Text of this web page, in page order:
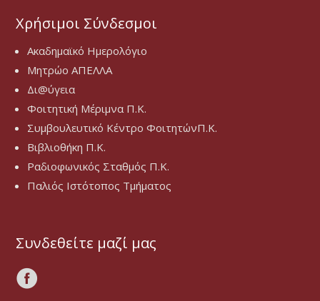
Χρήσιμοι Σύνδεσμοι
Ακαδημαϊκό Ημερολόγιο
Μητρώο ΑΠΕΛΛΑ
Δι@ύγεια
Φοιτητική Μέριμνα Π.Κ.
Συμβουλευτικό Κέντρο ΦοιτητώνΠ.Κ.
Βιβλιοθήκη Π.Κ.
Ραδιοφωνικός Σταθμός Π.Κ.
Παλιός Ιστότοπος Τμήματος
Συνδεθείτε μαζί μας